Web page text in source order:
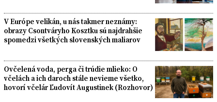
V Európe velikán, u nás takmer neznámy:
obrazy Csontváryho Kosztku sú najdrahšie
spomedzi všetkých slovenských maliarov
Ovčelená voda, perga či trúdie mlieko: O
včelách a ich daroch stále nevieme všetko,
hovorí včelár Ľudovít Augustinek (Rozhovor)